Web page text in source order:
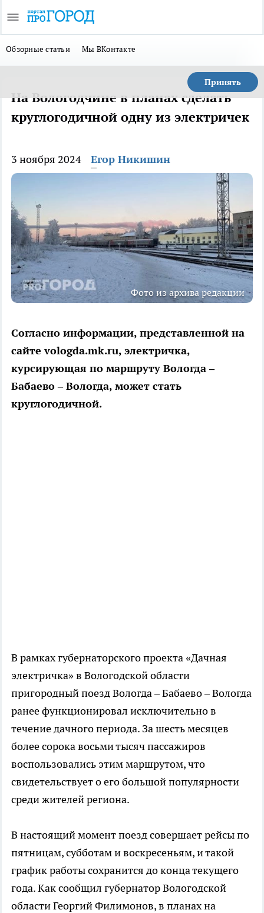
Обзорные статьи Мы ВКонтакте
Принять
На Вологодчине в планах сделать
круглогодичной одну из электричек
3 ноября 2024 Егор Никишин
Фото из архива редакции
Согласно информации, представленной на
сайте vologda.mk.ru, электричка,
курсирующая по маршруту Вологда –
Бабаево – Вологда, может стать
круглогодичной.
В рамках губернаторского проекта «Дачная
электричка» в Вологодской области
пригородный поезд Вологда – Бабаево – Вологда
ранее функционировал исключительно в
течение дачного периода. За шесть месяцев
более сорока восьми тысяч пассажиров
воспользовались этим маршрутом, что
свидетельствует о его большой популярности
среди жителей региона.
В настоящий момент поезд совершает рейсы по
пятницам, субботам и воскресеньям, и такой
график работы сохранится до конца текущего
года. Как сообщил губернатор Вологодской
области Георгий Филимонов, в планах на